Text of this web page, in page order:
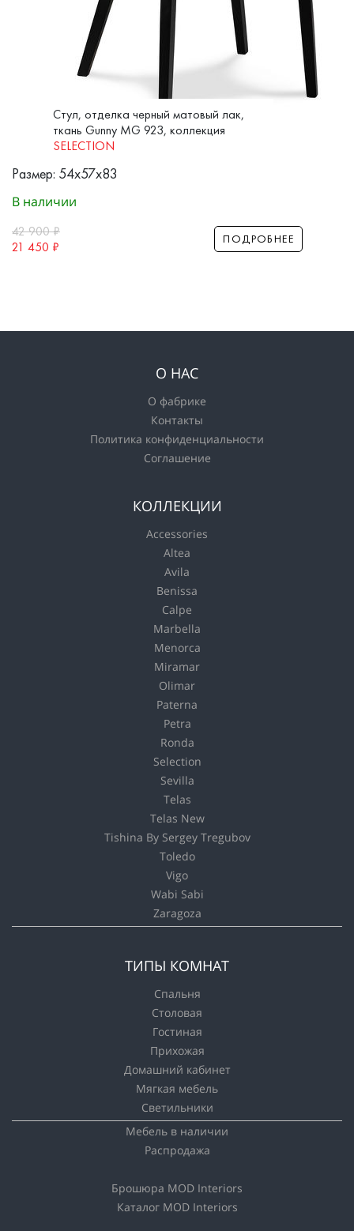
Стул, отделка черный матовый лак,
ткань Gunny MG 923, коллекция
SELECTION
Размер: 54x57x83
В наличии
42 900₽
21 450 ₽ ПОДРОБНЕЕ
О НАС
О фабрике
Контакты
Политика конфиденциальности
Соглашение
КОЛЛЕКЦИИ
Accessories
Altea
Avila
Benissa
Calpe
Marbella
Menorca
Miramar
Olimar
Paterna
Petra
Ronda
Selection
Sevilla
Telas
Telas New
Tishina By Sergey Tregubov
Toledo
Vigo
Wabi Sabi
Zaragoza
ТИПЫ КОМНАТ
Спальня
Столовая
Гостиная
Прихожая
Домашний кабинет
Мягкая мебель
Светильники
Мебель в наличии
Распродажа
Брошюра MOD Interiors
Каталог MOD Interiors